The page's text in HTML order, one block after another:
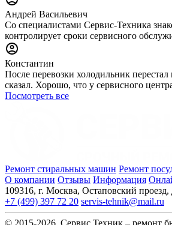
Андрей Васильевич
Со специалистами Сервис-Техника
контролирует сроки сервисного
Константин
После перевозки холодильник
сказал. Хорошо, что у сервисного
Посмотреть все
Ремонт стиральных машин Ремонт
О компании Отзывы Информация
109316, г. Москва, Остаповский
+7 (499) 397 72 20 servis-tehnik@mail.ru
© 2015-2026, Сервис Техник – ремонт